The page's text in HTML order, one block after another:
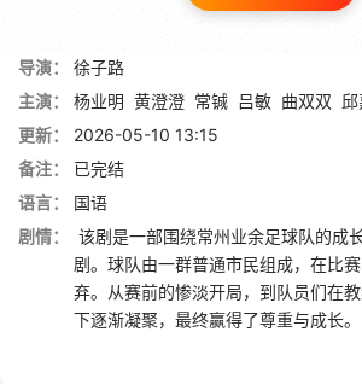
导演：
徐子路
主演：
杨业明 黄澄澄 常铖 吕敏 曲双双
更新：
2026-05-10 13:15
备注：
已完结
语言：
国语
剧情：
该剧是一部围绕常州业余足球队的成
剧。球队由一群普通市民组成，在比
弃。从赛前的惨淡开局，到队员们在
下逐渐凝聚，最终赢得了尊重与成长。